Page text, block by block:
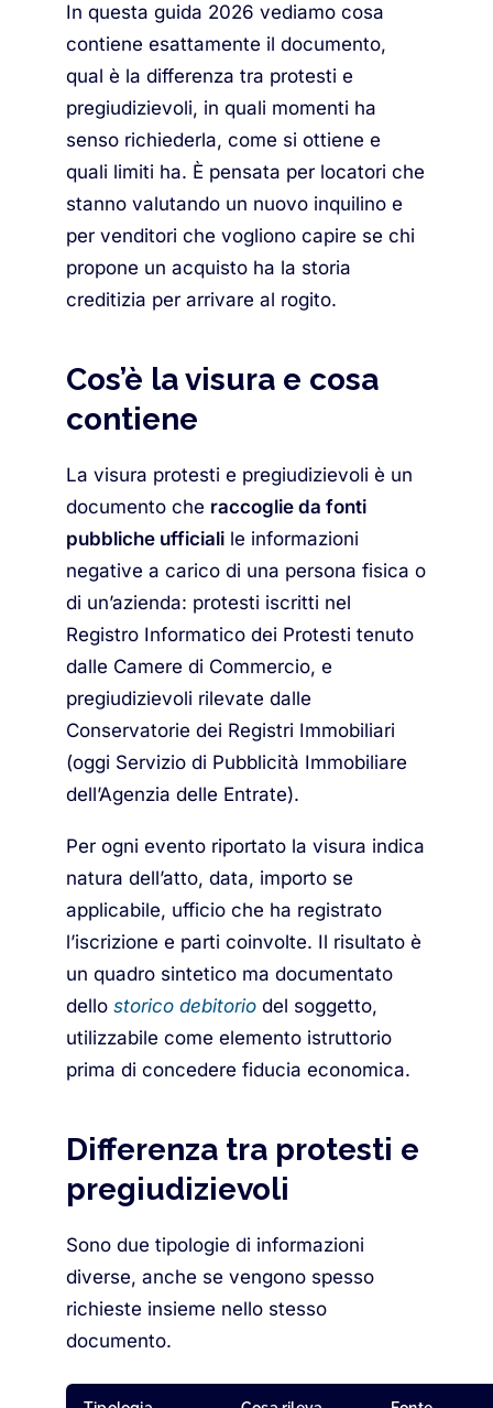
In questa guida 2026 vediamo cosa
contiene esattamente il documento,
qual è la differenza tra protesti e
pregiudizievoli, in quali momenti ha
senso richiederla, come si ottiene e
quali limiti ha. È pensata per locatori che
stanno valutando un nuovo inquilino e
per venditori che vogliono capire se chi
propone un acquisto ha la storia
creditizia per arrivare al rogito.
Cos’è la visura e cosa
contiene
La visura protesti e pregiudizievoli è un
documento che raccoglie da fonti
pubbliche ufficiali le informazioni
negative a carico di una persona fisica o
di un’azienda: protesti iscritti nel
Registro Informatico dei Protesti tenuto
dalle Camere di Commercio, e
pregiudizievoli rilevate dalle
Conservatorie dei Registri Immobiliari
(oggi Servizio di Pubblicità Immobiliare
dell’Agenzia delle Entrate).
Per ogni evento riportato la visura indica
natura dell’atto, data, importo se
applicabile, ufficio che ha registrato
l’iscrizione e parti coinvolte. Il risultato è
un quadro sintetico ma documentato
dello storico debitorio del soggetto,
utilizzabile come elemento istruttorio
prima di concedere fiducia economica.
Differenza tra protesti e
pregiudizievoli
Sono due tipologie di informazioni
diverse, anche se vengono spesso
richieste insieme nello stesso
documento.